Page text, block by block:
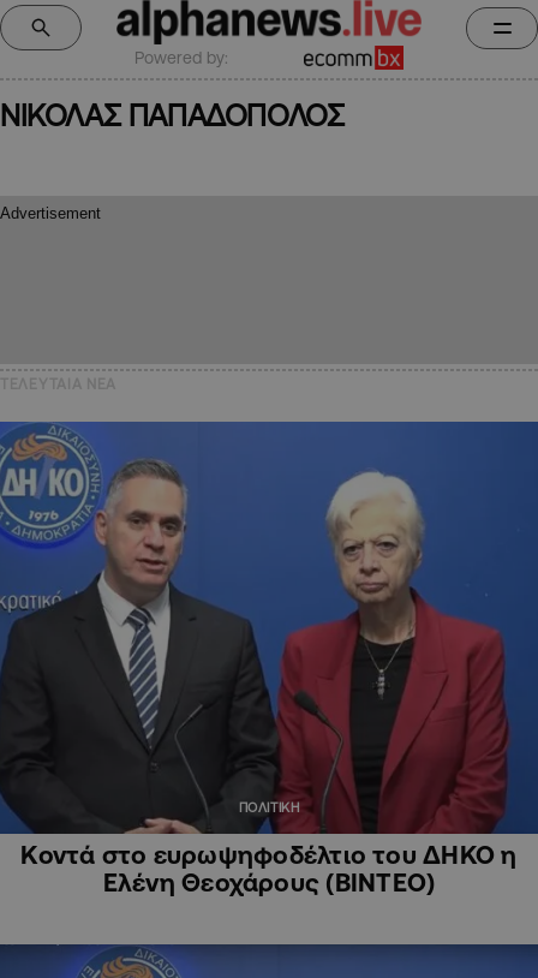
Powered by:
ΝΙΚΟΛΑΣ ΠΑΠΑΔΟΠΟΛΟΣ
ΠΟΛΙΤΙΚΗ
Κοντά στο ευρωψηφοδέλτιο του ΔΗΚΟ η
Ελένη Θεοχάρους (ΒΙΝΤΕΟ)